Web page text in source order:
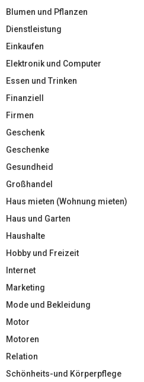
Blumen und Pflanzen
Dienstleistung
Einkaufen
Elektronik und Computer
Essen und Trinken
Finanziell
Firmen
Geschenk
Geschenke
Gesundheid
Großhandel
Haus mieten (Wohnung mieten)
Haus und Garten
Haushalte
Hobby und Freizeit
Internet
Marketing
Mode und Bekleidung
Motor
Motoren
Relation
Schönheits-und Körperpflege